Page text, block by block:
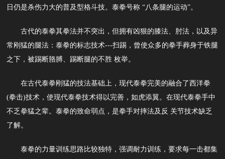
日仍是杀伤力大的普及型格斗技。泰拳号称 “八条腿的运动”。
古代的泰拳其拳法并不突出，但拥有凶狠的膝法、肘法，以及异
常刚猛的腿法：泰拳的标志技术---扫踢，曾使众多的拳手葬身于铁腿
之下，被踢断胳膊、踢断腿的不胜 枚举。
在古代泰拳刚猛的技法基础上，现代泰拳完美的融合了西洋拳
(拳击)技术，使现代泰拳技术得以完善，如虎添翼。在现代泰拳手中
不乏拳猛之辈。泰拳的致命弱点，是拳手对摔法及反 关节技术缺乏
了解。
泰拳的力量训练思路比较独特，强调耐力训练，要求每一击都集